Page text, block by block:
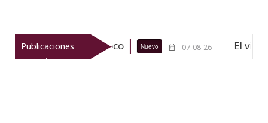
Publicaciones
recientes
de Texcoco 07-08-26 El viaje del jíkuri: